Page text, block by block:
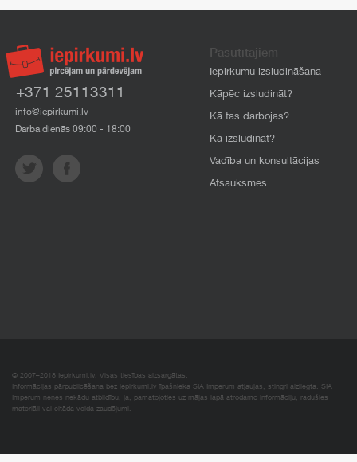
+371 25113311
info@iepirkumi.lv
Darba dienās 09:00 - 18:00
Pasūtītājiem
Iepirkumu izsludināšana
Kāpēc izsludināt?
Kā tas darbojas?
Kā izsludināt?
Vadība un konsultācijas
Atsauksmes
© 2007–2018 Iepirkumi.lv. Visas tiesības aizsargātas.
Informācijas pārpublicēšana bez iepirkumi.lv īpašnieka SIA Imperum atļaujas, stingri aizliegta. SIA
Imperum nenes nekādu atbildību, ja, pamatojoties uz mājas lapā atrodamo informāciju, radušies
materiāli vai citāda veida zaudējumi.